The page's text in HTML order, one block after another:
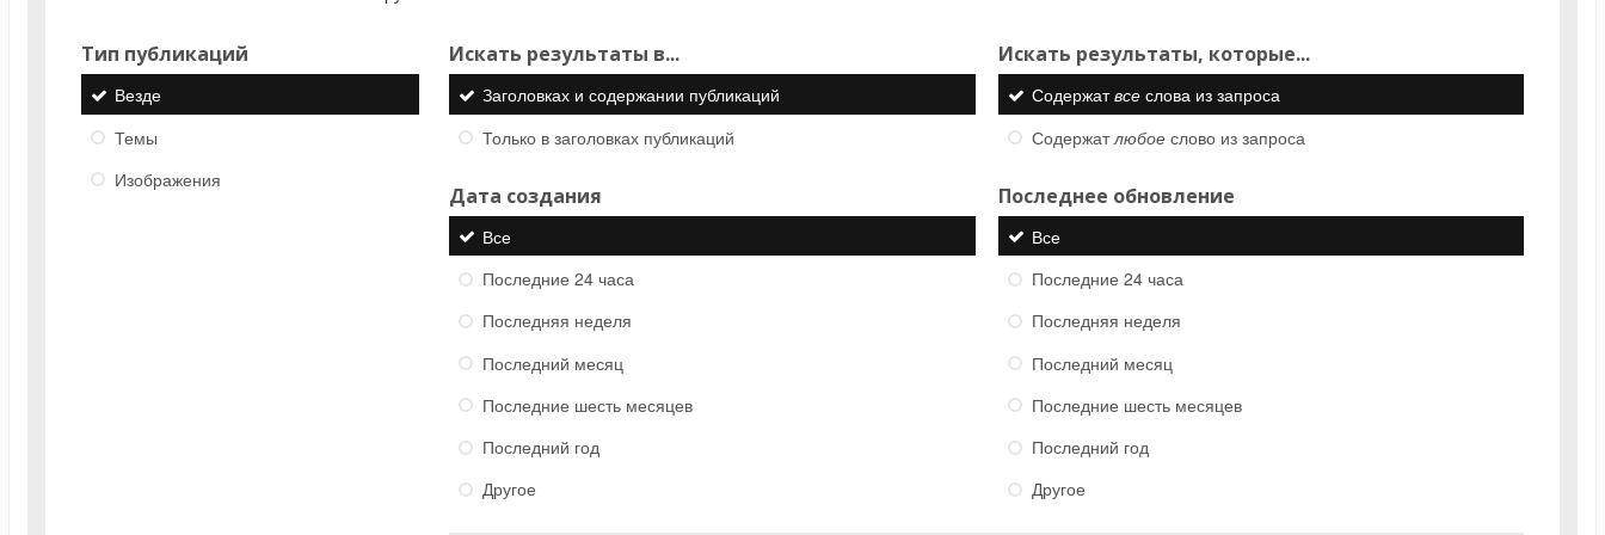
Тип публикаций
Везде
Темы
Изображения
Искать результаты в...
Заголовках и содержании публикаций
Только в заголовках публикаций
Искать результаты, которые...
Содержатвсеслова из запроса
Содержатлюбоеслово из запроса
Дата создания
Все
Последние 24 часа
Последняя неделя
Последний месяц
Последние шесть месяцев
Последний год
Другое
Последнее обновление
Все
Последние 24 часа
Последняя неделя
Последний месяц
Последние шесть месяцев
Последний год
Другое